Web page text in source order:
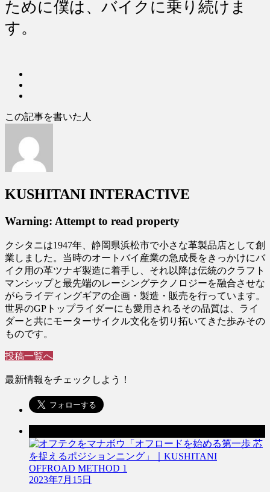
ために僕は、バイクに乗り続けま
す。
この記事を書いた人
KUSHITANI INTERACTIVE
Warning: Attempt to read property
クシタニは1947年、静岡県浜松市で小さな革製品店として創
業しました。当時のオートバイ産業の急成長をきっかけにバ
イク用の革ツナギ製造に着手し、それ以降は伝統のクラフト
マンシップと最先端のレーシングテクノロジーを融合させな
がらライディングギアの企画・製造・販売を行っています。
世界のGPトップライダーにも愛用されるその品質は、ライ
ダーと共にモーターサイクル文化を切り拓いてきた歩みその
ものです。
投稿一覧へ
最新情報をチェックしよう！
2023年7月15日